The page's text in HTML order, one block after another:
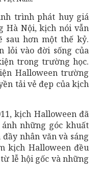
trình phát huy giá
Hà Nội, kịch nói vẫn
sau hơn một thế kỷ.
lỏi vào đời sống của
trong trường học.
Halloween trường
tải vẻ đẹp của kịch
kịch Halloween đã
những góc khuất
nhân văn và sáng
kịch Halloween đều
lễ hội gốc và những